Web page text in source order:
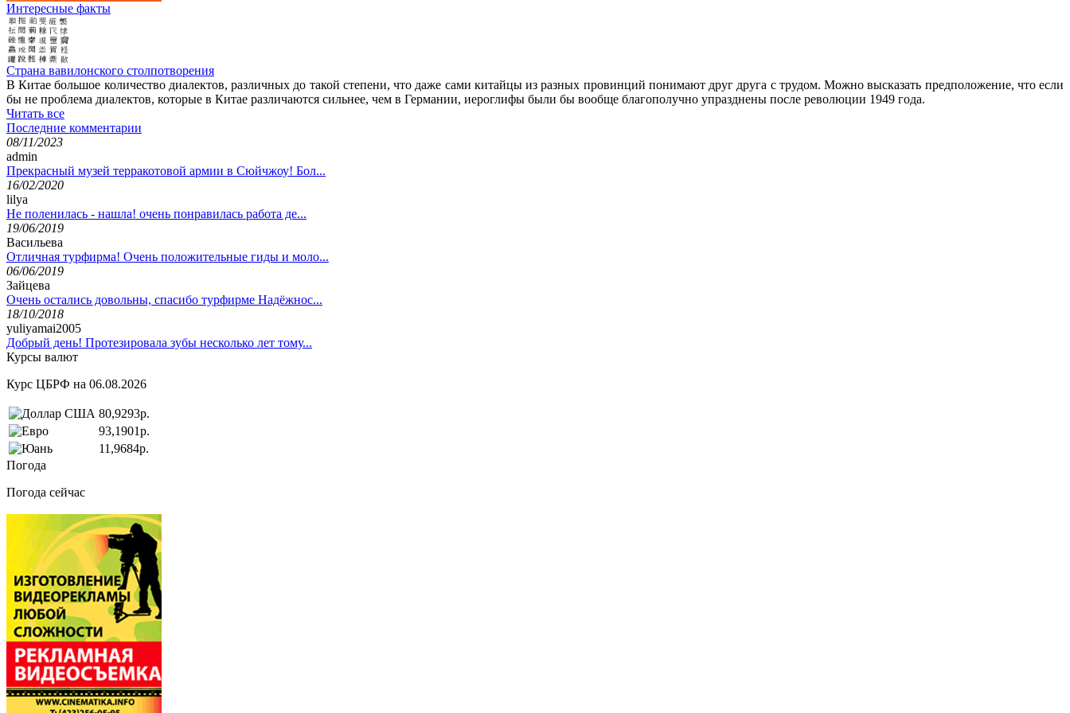
Интересные факты
Страна вавилонского столпотворения
В Китае большое количество диалектов, различных до такой степени, что даже сами китайцы из разных провинций понимают друг друга с трудом. Можно высказать предположение, что если
бы не проблема диалектов, которые в Китае различаются сильнее, чем в Германии, иероглифы были бы вообще благополучно упразднены после революции 1949 года.
Читать все
Последние комментарии
08/11/2023
admin
Прекрасный музей терракотовой армии в Сюйчжоу! Бол...
16/02/2020
lilya
Не поленилась - нашла! очень понравилась работа де...
19/06/2019
Васильева
Отличная турфирма! Очень положительные гиды и моло...
06/06/2019
Зайцева
Очень остались довольны, спасибо турфирме Надёжнос...
18/10/2018
yuliyamai2005
Добрый день! Протезировала зубы несколько лет тому...
Курсы валют
Курс ЦБРФ на 06.08.2026
80,9293р.
93,1901р.
11,9684р.
Погода
Погода сейчас